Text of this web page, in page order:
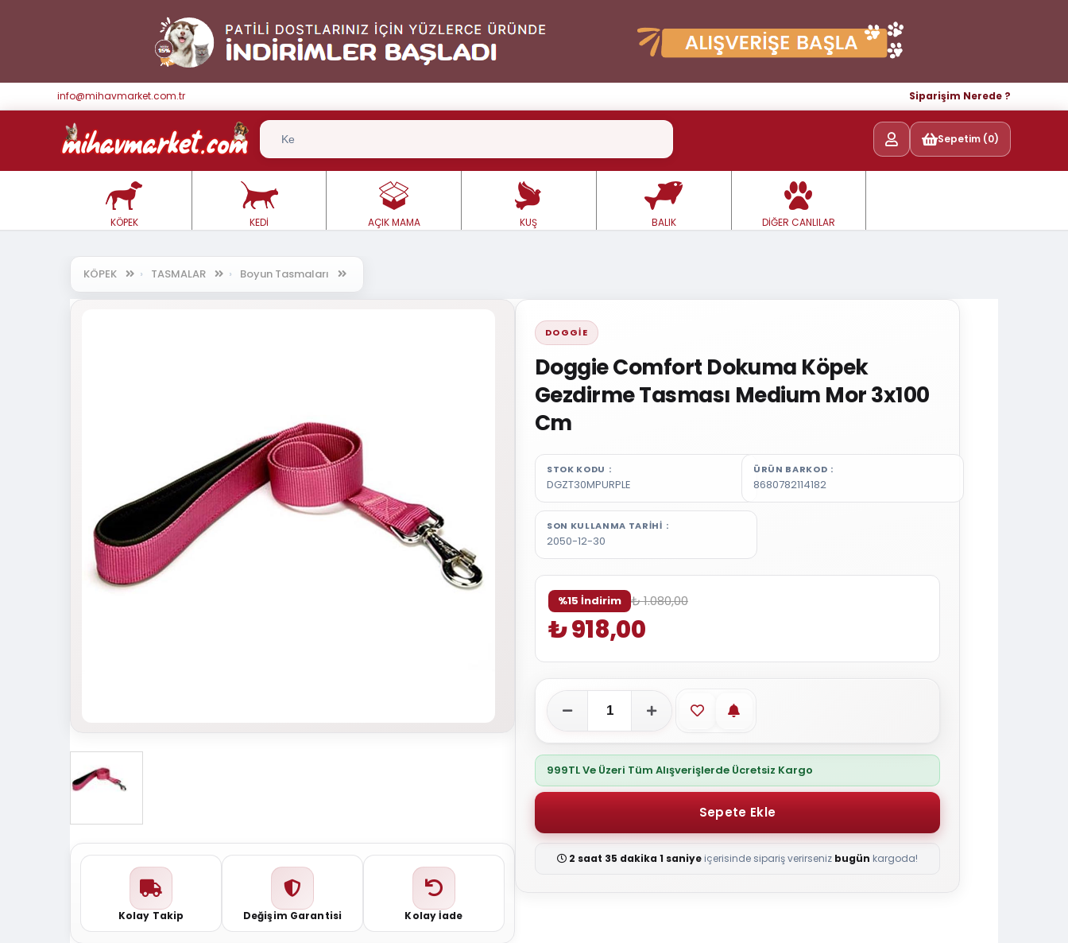
info@mihavmarket.com.tr Siparişim Nerede ?
Sepetim (0)
KÖPEK KEDİ AÇIK MAMA KUŞ BALIK DİĞER CANLILAR
KÖPEK TASMALAR Boyun Tasmaları
Kolay Takip Değişim Garantisi Kolay İade
DOGGIE
Doggie Comfort Dokuma Köpek
Gezdirme Tasması Medium Mor 3x100
Cm
STOK KODU
DGZT30MPURPLE
ÜRÜN BARKOD
8680782114182
SON KULLANMA TARIHI
2050-12-30
%15 İndirim ₺ 1.080,00
₺ 918,00
Favorilere ekle
Stoğa gelince haber ver
999TL Ve Üzeri Tüm Alışverişlerde Ücretsiz Kargo
2 saat 35 dakika 1 saniye içerisinde sipariş verirseniz bugün kargoda!